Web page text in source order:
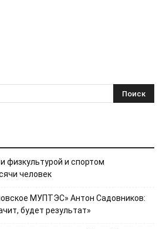
физкультурой и спортом
человек
МУПТЭС» Антон Садовников:
будет результат»